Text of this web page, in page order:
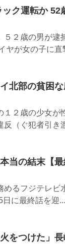
ク運転か 52
２歳の男が逮
ヤが女の子に直
北部の貧困
１２歳の少女が
反（ぐ犯者引き
当の結末【
るフジテレビ
に最終話を迎...
をつけた」